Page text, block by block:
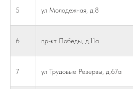
5 ул Молодежная, д.8
6 пр-кт Победы, д.11а
7 ул Трудовые Резервы, д.67а